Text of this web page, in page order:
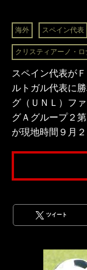
海外 スペイン代表
クリスティアーノ・ロ
スペイン代表が
ルトガル代表に
グ（ＵＮＬ）フ
グＡグループ２
が現地時間９月
ツイート